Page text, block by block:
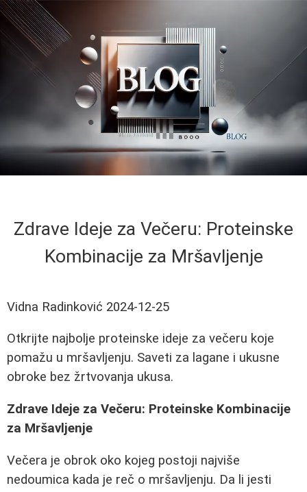
Zdrave Ideje za Večeru: Proteinske
Kombinacije za Mršavljenje
Vidna Radinković 2024-12-25
Otkrijte najbolje proteinske ideje za večeru koje
pomažu u mršavljenju. Saveti za lagane i ukusne
obroke bez žrtvovanja ukusa.
Zdrave Ideje za Večeru: Proteinske Kombinacije
za Mršavljenje
Večera je obrok oko kojeg postoji najviše
nedoumica kada je reč o mršavljenju. Da li jesti